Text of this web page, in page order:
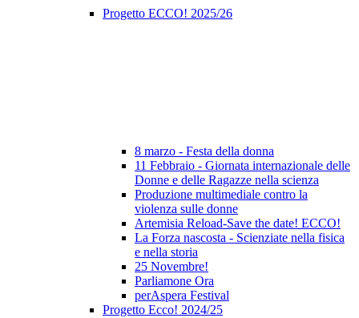
Progetto ECCO! 2025/26
8 marzo - Festa della donna
11 Febbraio - Giornata internazionale delle
Donne e delle Ragazze nella scienza
Produzione multimediale contro la
violenza sulle donne
Artemisia Reload-Save the date! ECCO!
La Forza nascosta - Scienziate nella fisica
e nella storia
25 Novembre!
Parliamone Ora
perAspera Festival
Progetto Ecco! 2024/25